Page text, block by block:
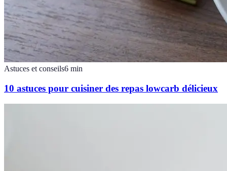
Astuces et conseils6 min
10 astuces pour cuisiner des repas lowcarb délicieux